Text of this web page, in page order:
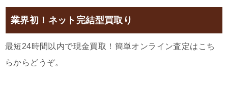
業界初！ネット完結型買取り
最短24時間以内で現金買取！簡単オンライン査定はこち
らからどうぞ。